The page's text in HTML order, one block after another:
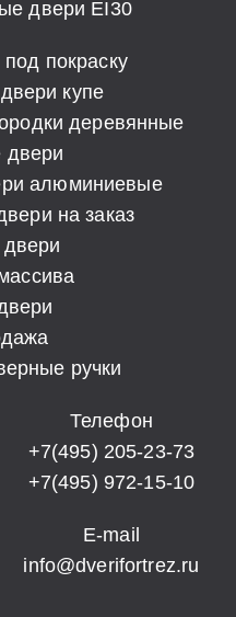
двери EI30
покраску
купе
деревянные
двери
алюминиевые
на заказ
двери
ручки
Телефон
+7(495) 205-23-73
+7(495) 972-15-10
E-mail
info@dverifortrez.ru